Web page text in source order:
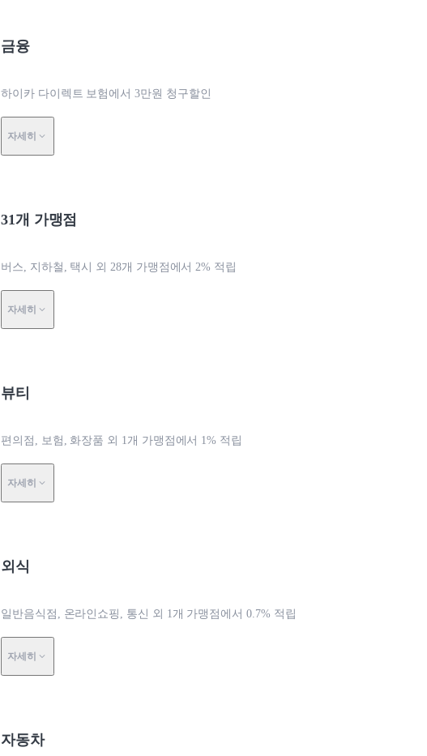
금융
하이카 다이렉트 보험에서 3만원 청구할인
자세히
31개 가맹점
버스, 지하철, 택시 외 28개 가맹점에서 2% 적립
자세히
뷰티
편의점, 보험, 화장품 외 1개 가맹점에서 1% 적립
자세히
외식
일반음식점, 온라인쇼핑, 통신 외 1개 가맹점에서 0.7% 적립
자세히
자동차